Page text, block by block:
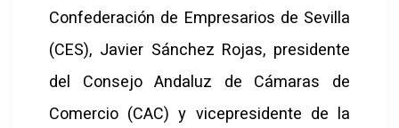
Confederación de Empresarios de Sevilla
(CES), Javier Sánchez Rojas, presidente
del Consejo Andaluz de Cámaras de
Comercio (CAC) y vicepresidente de la